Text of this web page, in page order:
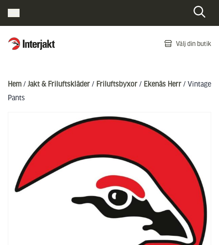
Interjakt SE Välj din butik
Hem / Jakt & Friluftskläder / Friluftsbyxor / Ekenäs Herr / Vintage
Pants